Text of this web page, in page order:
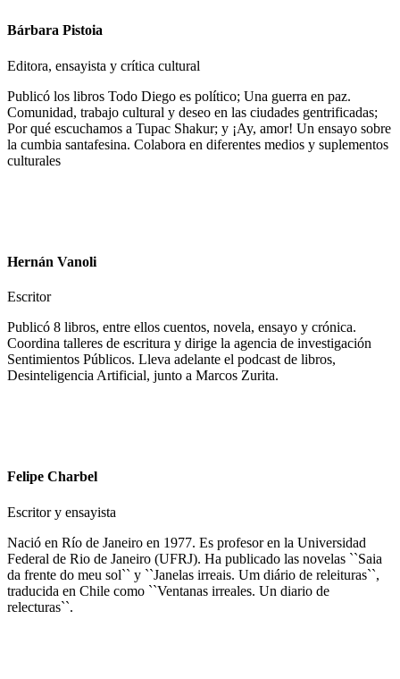
Bárbara Pistoia
Editora, ensayista y crítica cultural
Publicó los libros Todo Diego es político; Una guerra en paz.
Comunidad, trabajo cultural y deseo en las ciudades gentrificadas;
Por qué escuchamos a Tupac Shakur; y ¡Ay, amor! Un ensayo sobre
la cumbia santafesina. Colabora en diferentes medios y suplementos
culturales
Hernán Vanoli
Escritor
Publicó 8 libros, entre ellos cuentos, novela, ensayo y crónica.
Coordina talleres de escritura y dirige la agencia de investigación
Sentimientos Públicos. Lleva adelante el podcast de libros,
Desinteligencia Artificial, junto a Marcos Zurita.
Felipe Charbel
Escritor y ensayista
Nació en Río de Janeiro en 1977. Es profesor en la Universidad
Federal de Rio de Janeiro (UFRJ). Ha publicado las novelas ``Saia
da frente do meu sol`` y ``Janelas irreais. Um diário de releituras``,
traducida en Chile como ``Ventanas irreales. Un diario de
relecturas``.